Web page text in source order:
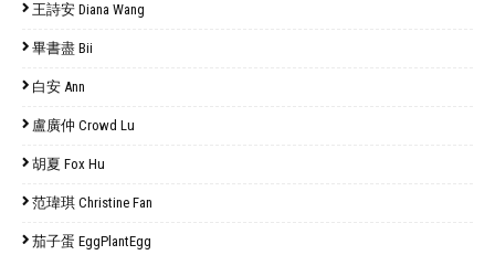
王詩安 Diana Wang
畢書盡 Bii
白安 Ann
盧廣仲 Crowd Lu
胡夏 Fox Hu
范瑋琪 Christine Fan
茄子蛋 EggPlantEgg